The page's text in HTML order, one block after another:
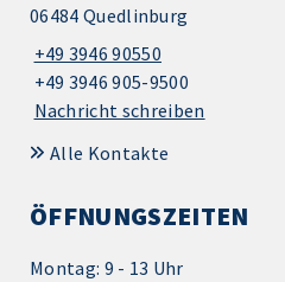
06484 Quedlinburg
+49 3946 90550
+49 3946 905-9500
Nachricht schreiben
Alle Kontakte
ÖFFNUNGSZEITEN
Montag: 9 - 13 Uhr